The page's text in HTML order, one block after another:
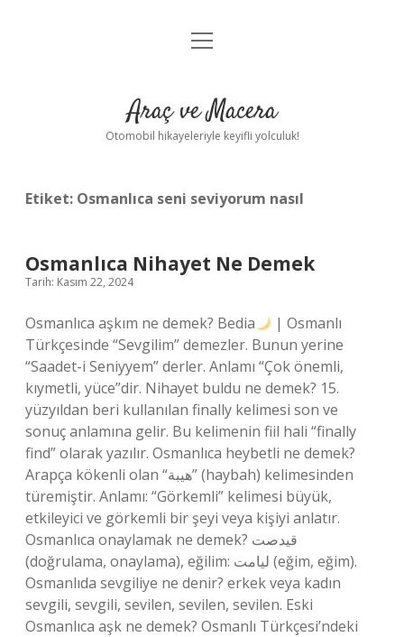
Anasayfa
Yasal Uyarı
menüyü
Araç ve Macera
Otomobil hikayeleriyle keyifli yolculuk!
Etiket: Osmanlıca seni seviyorum nasıl
Osmanlıca Nihayet Ne Demek
Tarih: Kasım 22, 2024
Osmanlıca aşkım ne demek? Bedia
| Osmanlı
Türkçesinde “Sevgilim” demezler. Bunun yerine
“Saadet-i Seniyyem” derler. Anlamı “Çok önemli,
kıymetli, yüce”dir. Nihayet buldu ne demek? 15.
yüzyıldan beri kullanılan finally kelimesi son ve
sonuç anlamına gelir. Bu kelimenin fiil hali “finally
find” olarak yazılır. Osmanlıca heybetli ne demek?
Arapça kökenli olan “هيبة” (haybah) kelimesinden
türemiştir. Anlamı: “Görkemli” kelimesi büyük,
etkileyici ve görkemli bir şeyi veya kişiyi anlatır.
Osmanlıca onaylamak ne demek? قيدصت
(doğrulama, onaylama), eğilim: ليامت (eğim, eğim).
Osmanlıda sevgiliye ne denir? erkek veya kadın
sevgili, sevgili, sevilen, sevilen, sevilen. Eski
Osmanlıca aşk ne demek? Osmanlı Türkçesi’ndeki